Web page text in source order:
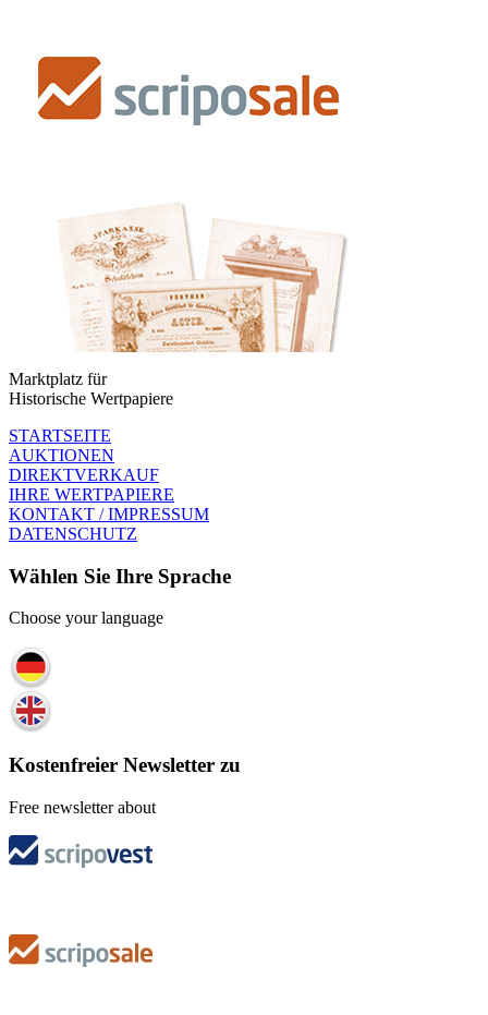
Marktplatz für
Historische Wertpapiere
STARTSEITE
AUKTIONEN
DIREKTVERKAUF
IHRE WERTPAPIERE
KONTAKT / IMPRESSUM
DATENSCHUTZ
Wählen Sie Ihre Sprache
Choose your language
Kostenfreier Newsletter zu
Free newsletter about